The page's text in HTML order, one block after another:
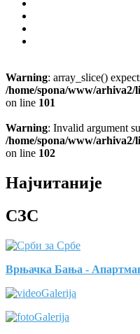
Warning: array_slice()
/home/spona/www/
on line 101
Warning: Invalid argument
/home/spona/www/
on line 102
Најчитаније
СЗС
Врњачка Бања -